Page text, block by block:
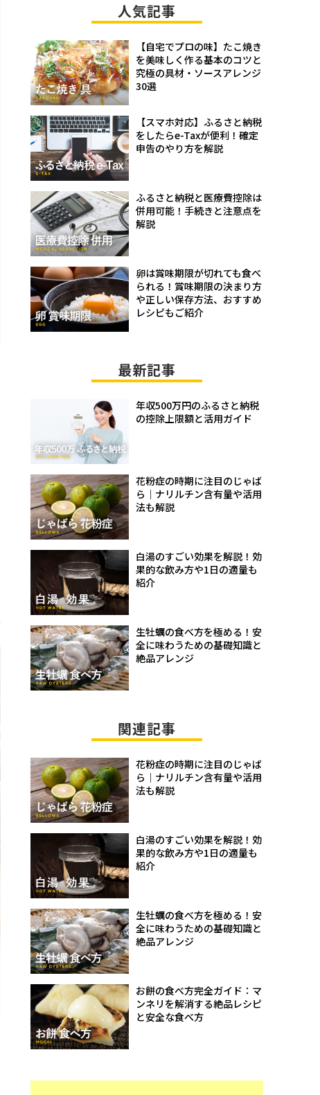
人気記事
【自宅でプロの味】たこ焼き
を美味しく作る基本のコツと
究極の具材・ソースアレンジ
30選
【スマホ対応】ふるさと納税
をしたらe-Taxが便利！確定
申告のやり方を解説
ふるさと納税と医療費控除は
併用可能！手続きと注意点を
解説
卵は賞味期限が切れても食べ
られる！賞味期限の決まり方
や正しい保存方法、おすすめ
レシピもご紹介
最新記事
年収500万円のふるさと納税
の控除上限額と活用ガイド
花粉症の時期に注目のじゃば
ら｜ナリルチン含有量や活用
法も解説
白湯のすごい効果を解説！効
果的な飲み方や1日の適量も
紹介
生牡蠣の食べ方を極める！安
全に味わうための基礎知識と
絶品アレンジ
関連記事
花粉症の時期に注目のじゃば
ら｜ナリルチン含有量や活用
法も解説
白湯のすごい効果を解説！効
果的な飲み方や1日の適量も
紹介
生牡蠣の食べ方を極める！安
全に味わうための基礎知識と
絶品アレンジ
お餅の食べ方完全ガイド：マ
ンネリを解消する絶品レシピ
と安全な食べ方